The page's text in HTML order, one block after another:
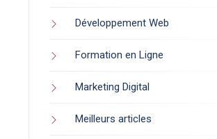
Développement Web
Formation en Ligne
Marketing Digital
Meilleurs articles